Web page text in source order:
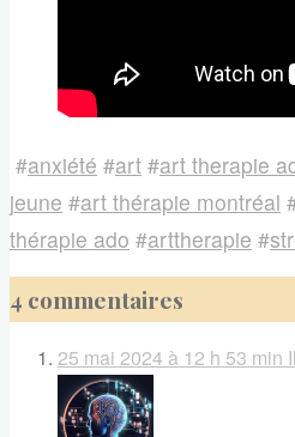
#anxiété #art #art therapie
jeune #art thérapie montréal
thérapie ado #arttherapie #
4 commentaires
25 mai 2024 à 12 h 53 min